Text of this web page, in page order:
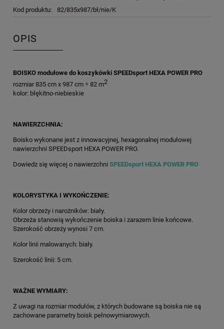
Kod produktu:
82/835x987/bł/nie/K
OPIS
BOISKO modułowe do koszykówki SPEEDsport HEXA POWER PRO
rozmiar 835 cm x 987 cm = 82 m2
kolor: błękitno-niebieskie
NAWIERZCHNIA:
Boisko wykonane jest z innowacyjnej, hexagonalnej modułowej
nawierzchni SPEEDsport HEXA POWER PRO.
Dowiedz się więcej o nawierzchni SPEEDsport HEXA POWER PRO
KOLORYSTYKA I WYKOŃCZENIE:
Kolor obrzeży i narożników: biały.
Obrzeża stanowią wykończenie boiska i zarazem linie końcowe.
Szerokość obrzeży wynosi 7 cm.
Kolor linii malowanych: biały.
Szerokość linii: 5 cm.
WAŻNE WYMIARY:
Z uwagi na rozmiar modułów, z których budowane są boiska nie są
zachowane parametry boisk pełnowymiarowych.